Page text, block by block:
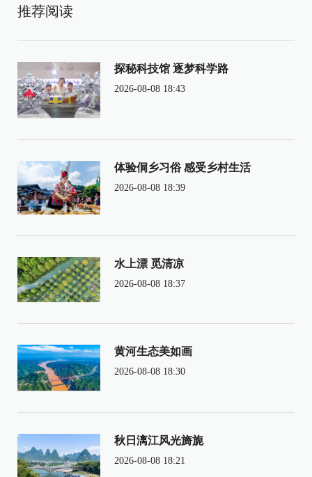
推荐阅读
探秘科技馆 逐梦科学路
2026-08-08 18:43
体验侗乡习俗 感受乡村生活
2026-08-08 18:39
水上漂 觅清凉
2026-08-08 18:37
黄河生态美如画
2026-08-08 18:30
秋日漓江风光旖旎
2026-08-08 18:21